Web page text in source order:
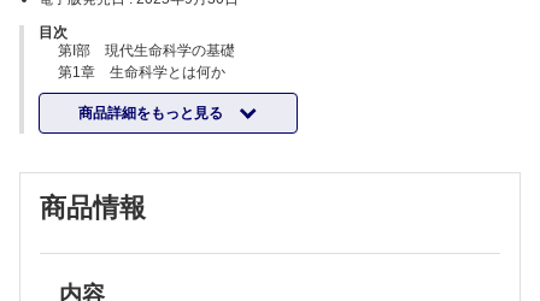
目次
第I部 現代生命科学の基礎
第1章 生命科学とは何か
第2章 生命はどのように設計されているか
第3章 ゲノム情報はどのように発現するのか
第Ⅱ部 生命科学研究で明らかになった生命のしくみ
第6章 がんとはどのような現象か
第7章 私たちの食と健康の関係
第Ⅲ部 生命科学技術の進歩と社会との関係
商品詳細をもっと見る
商品情報
内容